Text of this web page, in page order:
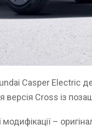
Casper Electric
версія Cross із
модифікації –